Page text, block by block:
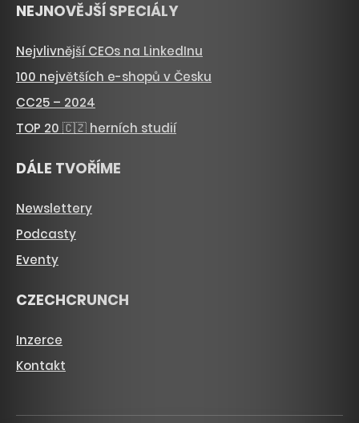
NEJNOVĚJŠÍ SPECIÁLY
Nejvlivnější CEOs na LinkedInu
100 největších e-shopů v Česku
CC25 – 2024
TOP 20 🇨🇿 herních studií
DÁLE TVOŘÍME
Newslettery
Podcasty
Eventy
CZECHCRUNCH
Inzerce
Kontakt